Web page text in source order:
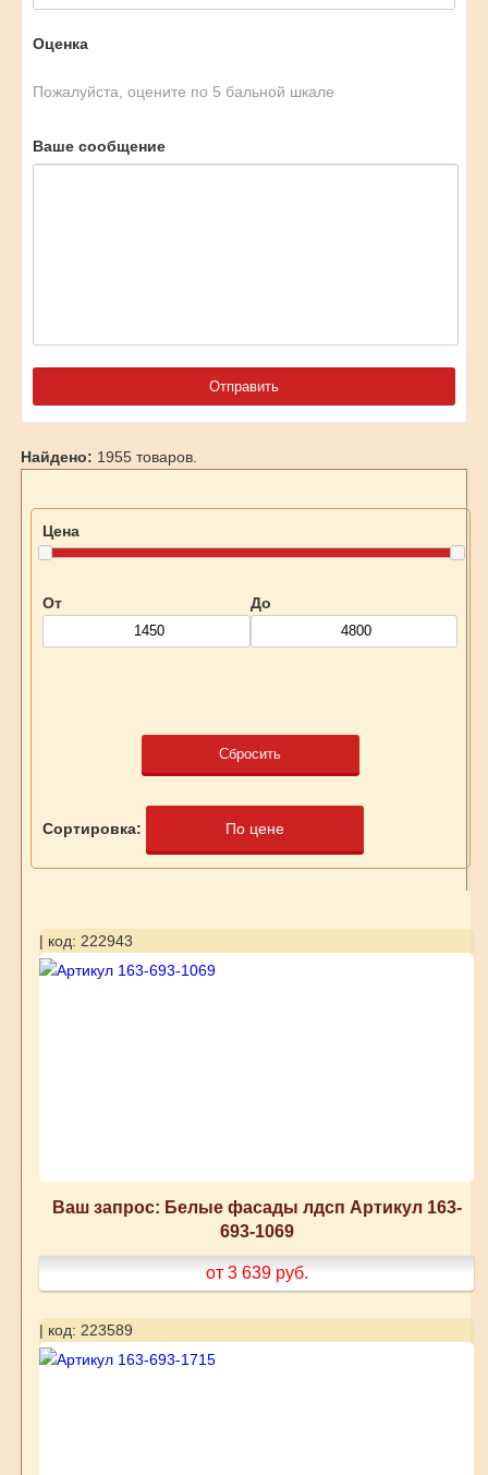
Оценка
Пожалуйста, оцените по 5 бальной шкале
Ваше сообщение
Найдено: 1955 товаров.
Цена
От До
Сбросить
Сортировка: По цене
| код: 222943
Ваш запрос: Белые фасады лдсп Артикул 163-
693-1069
от 3 639 руб.
| код: 223589